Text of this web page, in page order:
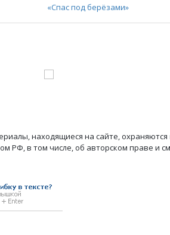
«Спас под берёзами»
находящиеся на сайте, охраняются
РФ, в том числе, об авторском праве и